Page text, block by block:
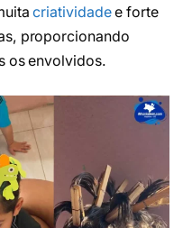
criatividadee forte
proporcionando
os envolvidos.